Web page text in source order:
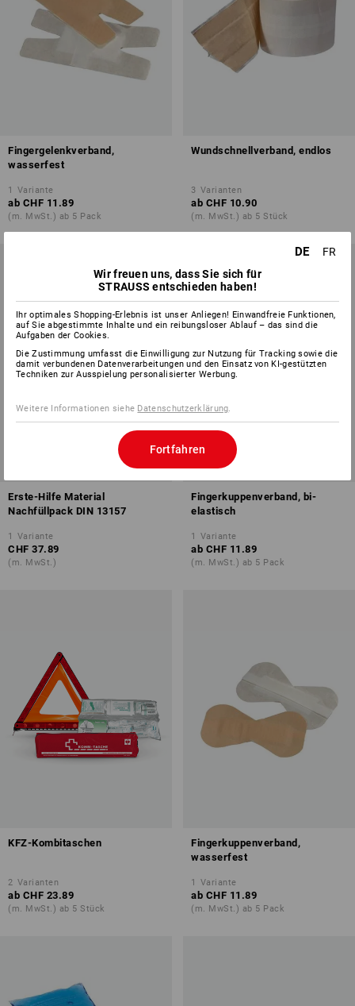
Fingergelenkverband,
wasserfest
1 Variante
ab CHF 11.89
(m. MwSt.) ab 5 Pack
Wundschnellverband, endlos
3 Varianten
ab CHF 10.90
(m. MwSt.) ab 5 Stück
Erste-Hilfe Material
Nachfüllpack DIN 13157
1 Variante
CHF 37.89
(m. MwSt.)
Fingerkuppenverband, bi-
elastisch
1 Variante
ab CHF 11.89
(m. MwSt.) ab 5 Pack
KFZ-Kombitaschen
2 Varianten
ab CHF 23.89
(m. MwSt.) ab 5 Stück
Fingerkuppenverband,
wasserfest
1 Variante
ab CHF 11.89
(m. MwSt.) ab 5 Pack
DE
FR
Wir freuen uns, dass Sie sich für
STRAUSS entschieden haben!
Ihr optimales Shopping-Erlebnis ist unser Anliegen! Einwandfreie Funktionen,
auf Sie abgestimmte Inhalte und ein reibungsloser Ablauf – das sind die
Aufgaben der Cookies.
Die Zustimmung umfasst die Einwilligung zur Nutzung für Tracking sowie die
damit verbundenen Datenverarbeitungen und den Einsatz von KI-gestützten
Techniken zur Ausspielung personalisierter Werbung.
Weitere Informationen siehe Datenschutzerklärung
Fortfahren